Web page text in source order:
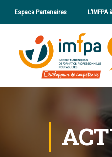
Espace Partenaires